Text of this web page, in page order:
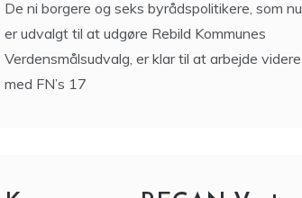
De ni borgere og seks byrådspolitikere, som nu
er udvalgt til at udgøre Rebild Kommunes
Verdensmålsudvalg, er klar til at arbejde videre
med FN’s 17